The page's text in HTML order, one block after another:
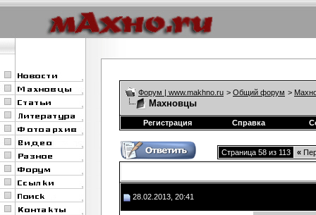
Форум | www.makhno.ru > Общий форум >
Махновцы
Регистрация Справка
Страница 58 из 113 «
28.02.2013, 20:41